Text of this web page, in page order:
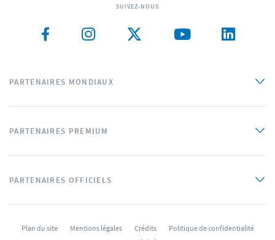
SUIVEZ-NOUS
PARTENAIRES MONDIAUX
PARTENAIRES PREMIUM
PARTENAIRES OFFICIELS
Plan du site Mentions légales Crédits
Politique de confidentialité